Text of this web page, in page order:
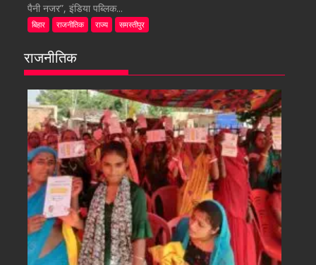
पैनी नजर”, इंडिया पब्लिक...
बिहार राजनीतिक राज्य समस्तीपुर
राजनीतिक